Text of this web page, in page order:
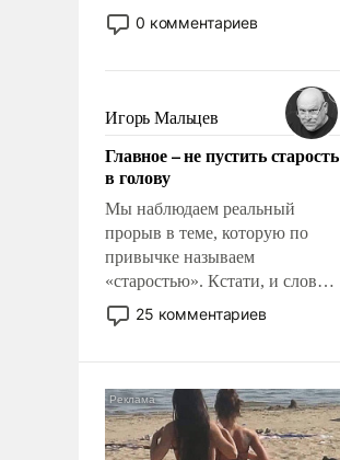
предоставления вооружений
своим нанимателям. Вероятно,
консультирует Киев, пришла в
голову мысль: хорошо бы
продемонстрировать, что
Украина вступила в
вооруженное противостояние
с Ираном.
0 комментариев
Игорь Мальцев
Главное – не пустить старость
в голову
Мы наблюдаем реальный
прорыв в теме, которую по
привычке называем
«старостью». Кстати, и слово-
то это уже стараются не
использовать – так же, как
что оно уже несет негативные
коннотации.
25 комментариев